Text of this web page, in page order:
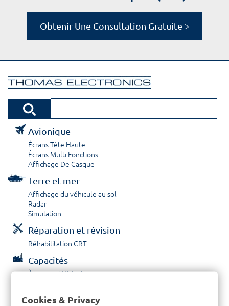
Obtenir Une Consultation Gratuite >
Avionique
Écrans Tête Haute
Écrans Multi Fonctions
Affichage De Casque
Terre et mer
Affichage du véhicule au sol
Radar
Simulation
Réparation et révision
Réhabilitation CRT
Capacités
À propos / Historique
Cookies & Privacy